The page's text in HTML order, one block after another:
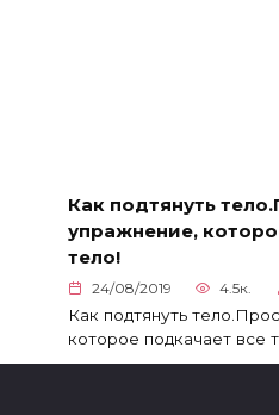
Как подтянуть
упражнение,
тело!
24/08/2019 4.5к.
Как подтянуть
которое подкачает все